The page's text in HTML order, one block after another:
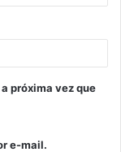
próxima vez que
e-mail.